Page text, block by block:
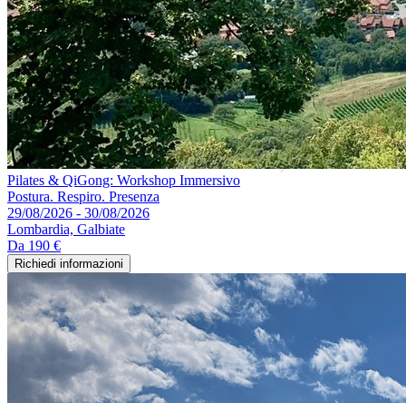
Pilates & QiGong: Workshop Immersivo
Postura. Respiro. Presenza
29/08/2026 - 30/08/2026
Lombardia, Galbiate
Da 190 €
Richiedi informazioni